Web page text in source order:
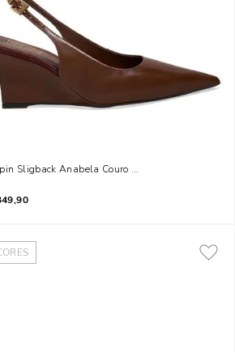
Sligback Anabela Couro Pelica Soft Marrom